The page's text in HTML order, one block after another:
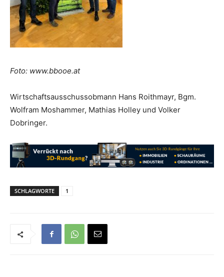
Foto: www.bbooe.at
Wirtschaftsausschussobmann Hans Roithmayr, Bgm.
Wolfram Moshammer, Mathias Holley und Volker
Dobringer.
SCHLAGWORTE 1